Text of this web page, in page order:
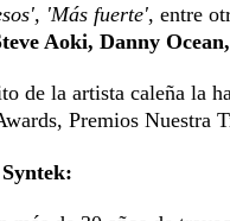
'Más fuerte', entre
Aoki, Danny
de la artista caleña la
Premios Nuestra